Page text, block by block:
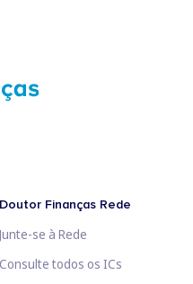
Doutor Finanças Rede
Junte-se à Rede
Consulte todos os ICs